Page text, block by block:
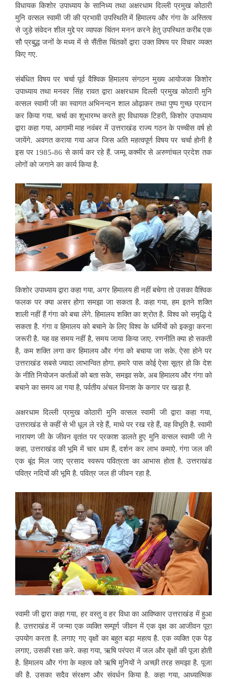
विधायक किशोर उपाध्याय के सानिध्य तथा अक्षरधाम दिल्ली प्रमुख कोठारी
मुनि वत्सल स्वामी जी की प्रभावी उपस्थिति में हिमालय और गंगा के अस्तित्व
से जुड़े संवेदन शील मुद्दे पर व्यापक चिंतन मनन करने हेतु उपस्थित करीब एक
सौ प्रबुद्ध जनों के मध्य में से सैंतीस चिंतकों द्वारा उक्त विषय पर विचार व्यक्त
किए गए.
संबंधित विषय पर चर्चा पूर्व वैश्विक हिमालय संगठन मुख्य आयोजक किशोर
उपाध्याय तथा मनवर सिंह रावत द्वारा अक्षरधाम दिल्ली प्रमुख कोठारी मुनि
वत्सल स्वामी जी का स्वागत अभिनन्दन शाल ओढ़ाकर तथा पुष्प गुच्छ प्रदान
कर किया गया. चर्चा का शुभारम्भ करते हुए विधायक टिहरी, किशोर उपाध्याय
द्वारा कहा गया, आगामी माह नवंबर में उत्तराखंड राज्य गठन के पच्चीस वर्ष हो
जायेंगे. अवगत कराया गया आज जिस अति महत्वपूर्ण विषय पर चर्चा होनी है
इस पर 1985-86 से कार्य कर रहे हैं. जम्मू कश्मीर से अरुणांचल प्रदेश तक
लोगों को जगाने का कार्य किया है.
किशोर उपाध्याय द्वारा कहा गया, अगर हिमालय ही नहीं बचेगा तो उसका वैश्विक
फलक पर क्या असर होगा समझा जा सकता है. कहा गया, हम इतने शक्ति
शाली नहीं हैं गंगा को बचा लेंगे. हिमालय शक्ति का श्रोत है. विश्व को समृद्धि दे
सकता है. गंगा व हिमालय को बचाने के लिए विश्व के धर्मियों को इकठ्ठा करना
जरूरी है. यह वह समय नहीं है, समय जाया किया जाए. रणनीति क्या हो सकती
है, कम शक्ति लगा कर हिमालय और गंगा को बचाया जा सके. ऐसा होने पर
उत्तराखंड सबसे ज्यादा लाभान्वित होगा. हमारे पास कोई ऐसा सूत्र हो कि देश
के नीति नियोजन कर्ताओं को बता सके, समझा सके, अब हिमालय और गंगा को
बचाने का समय आ गया है, पर्वतीय अंचल विनाश के कगार पर खड़ा है.
अक्षरधाम दिल्ली प्रमुख कोठारी मुनि वत्सल स्वामी जी द्वारा कहा गया,
उत्तराखंड से कहीं से भी धूल ले रहे हैं, माथे पर रख रहे हैं, वह विभूति है. स्वामी
नारायण जी के जीवन वृतांत पर प्रकाश डालते हुए मुनि वत्सल स्वामी जी ने
कहा, उत्तराखंड की भूमि में चार धाम हैं, दर्शन कर लाभ कमाऐ. गंगा जल की
एक बूंद मिल जाए प्रसाद स्वरूप पवित्रता का आभास होता है. उत्तराखंड
पवित्र नदियों की भूमि है. पवित्र जल ही जीवन रहा है.
स्वामी जी द्वारा कहा गया, हर वस्तु व हर विधा का आविष्कार उत्तराखंड में हुआ
है. उत्तराखंड में जन्मा एक व्यक्ति सम्पूर्ण जीवन में एक वृक्ष का आजीवन पूरा
उपयोग करता है. लगाए गए वृक्षों का बहुत बड़ा महत्व है. एक व्यक्ति एक पेड़
लगाए, उसकी रक्षा करे. कहा गया, ऋषि परंपरा में जल और वृक्षों की पूजा होती
है. हिमालय और गंगा के महत्व को ऋषि मुनियों ने अच्छी तरह समझा है. पूजा
की है. उसका सदैव संरक्षण और संवर्धन किया है. कहा गया, आध्यात्मिक